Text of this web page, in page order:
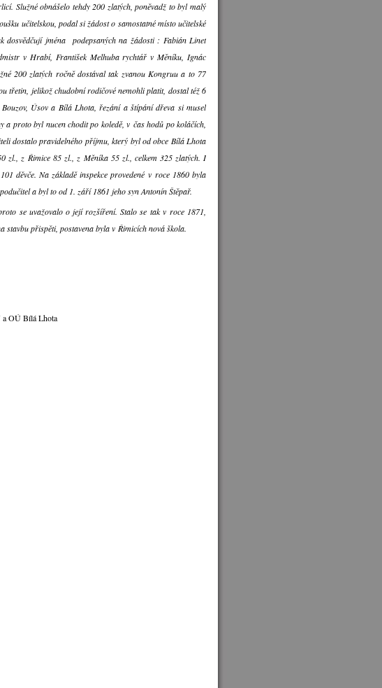
Služné obnášelo tehdy 200 zlatých, poněvadž to byl malý
učitelskou, podal si žádost o samostatné místo učitelské
jména podepsaných na žádosti : Fabián Linet
v Hrabí, František Melhuba rychtář v Měníku, Ignác
200 zlatých ročně dostával tak zvanou Kongruu a to 77
třetin, jelikož chudobní rodičové nemohli platit, dostal též 6
Úsov a Bílá Lhota, řezání a štípání dřeva si musel
a proto byl nucen chodit po koledě, v čas hodů po koláčích,
dostalo pravidelného příjmu, který byl od obce Bílá Lhota
zl., z Řimice 85 zl., z Měníka 55 zl., celkem 325 zlatých. I
děvče. Na základě inspekce provedené v roce 1860 byla
a byl to od 1. září 1861 jeho syn Antonín Štěpař.
se uvažovalo o její rozšíření. Stalo se tak v roce 1871,
stavbu přispěti, postavena byla v Řimicích nová škola.
a OÚ Bílá Lhota